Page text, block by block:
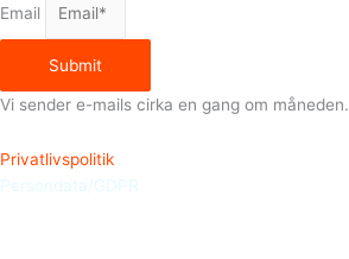
Email
Submit
Vi sender e-mails cirka en gang om måneden.
Privatlivspolitik
Persondata/GDPR